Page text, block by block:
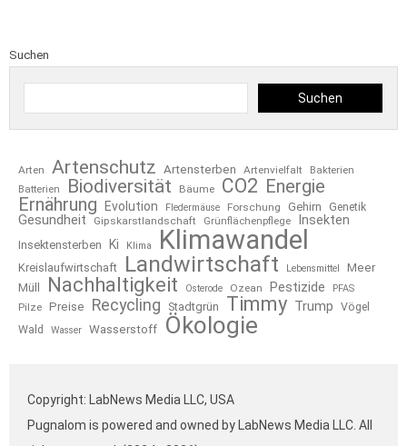
Suchen
Suchen
Arten Artenschutz Artensterben Artenvielfalt
Bakterien
Batterien
Biodiversität Bäume CO2 Energie
Ernährung
Evolution Fledermäuse Forschung Gehirn Genetik
Gesundheit Gipskarstlandschaft Grünflächenpflege Insekten
Insektensterben Ki Klima Klimawandel
Kreislaufwirtschaft Landwirtschaft Lebensmittel
Meer
Müll
Nachhaltigkeit Osterode Ozean Pestizide PFAS
Pilze Preise Recycling Stadtgrün Timmy Trump
Vögel
Wald
Wasser Wasserstoff Ökologie
Copyright: LabNews Media LLC, USA
Pugnalom is powered and owned by LabNews Media LLC. All